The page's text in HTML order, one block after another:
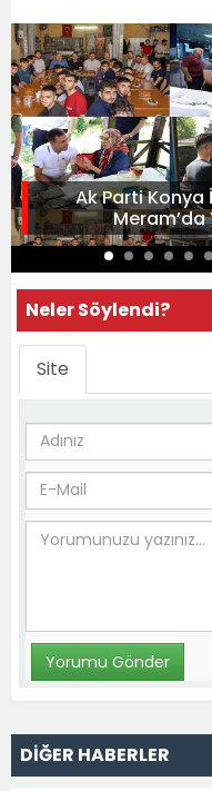
Ak Parti Konya
Neler Söylendi?
Site
DİĞER HABERLER